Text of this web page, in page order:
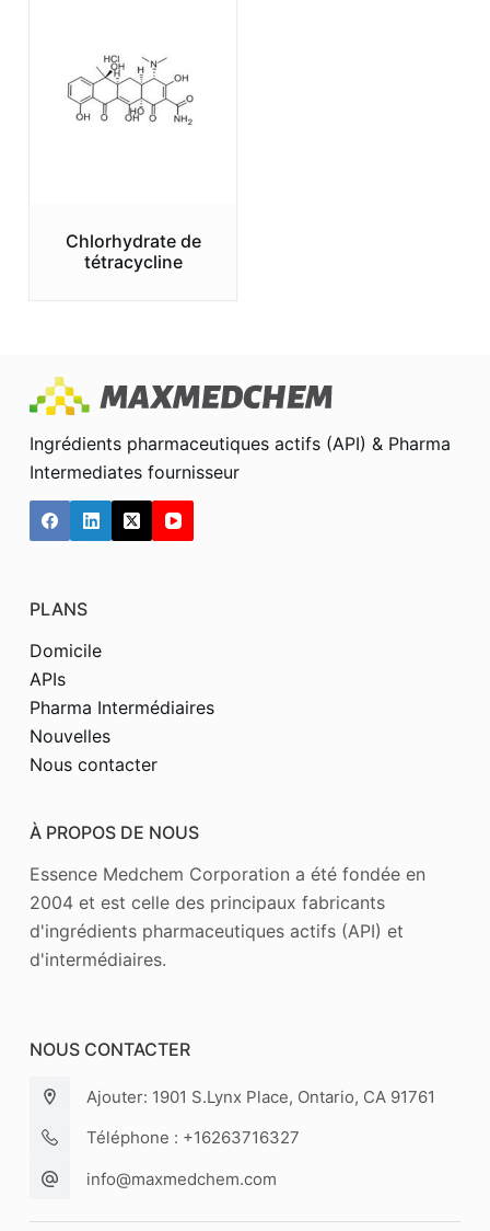
Chlorhydrate de
tétracycline
Ingrédients pharmaceutiques actifs (API) & Pharma
Intermediates fournisseur
PLANS
Domicile
APIs
Pharma Intermédiaires
Nouvelles
Nous contacter
À PROPOS DE NOUS
Essence Medchem Corporation a été fondée en
2004 et est celle des principaux fabricants
d'ingrédients pharmaceutiques actifs (API) et
d'intermédiaires.
NOUS CONTACTER
Ajouter: 1901 S.Lynx Place, Ontario, CA 91761
Téléphone : +16263716327
info@maxmedchem.com